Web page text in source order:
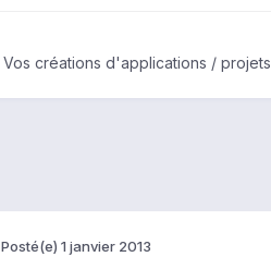
Vos créations d'applications / projets
Posté(e) 1 janvier 2013